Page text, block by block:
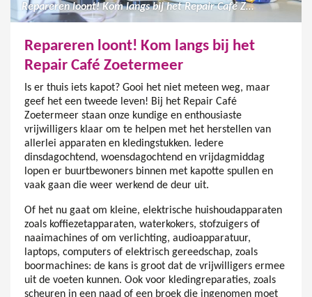
Repareren loont! Kom langs bij het Repair Café Zoetermeer
Repareren loont! Kom langs bij het
Repair Café Zoetermeer
Is er thuis iets kapot? Gooi het niet meteen weg, maar
geef het een tweede leven! Bij het Repair Café
Zoetermeer staan onze kundige en enthousiaste
vrijwilligers klaar om te helpen met het herstellen van
allerlei apparaten en kledingstukken. Iedere
dinsdagochtend, woensdagochtend en vrijdagmiddag
lopen er buurtbewoners binnen met kapotte spullen en
vaak gaan die weer werkend de deur uit.
Of het nu gaat om kleine, elektrische huishoudapparaten
zoals koffiezetapparaten, waterkokers, stofzuigers of
naaimachines of om verlichting, audioapparatuur,
laptops, computers of elektrisch gereedschap, zoals
boormachines: de kans is groot dat de vrijwilligers ermee
uit de voeten kunnen. Ook voor kledingreparaties, zoals
scheuren in een naad of een broek die ingenomen moet